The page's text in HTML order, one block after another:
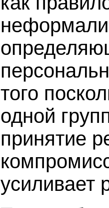
того
одной
принятие
усиливает